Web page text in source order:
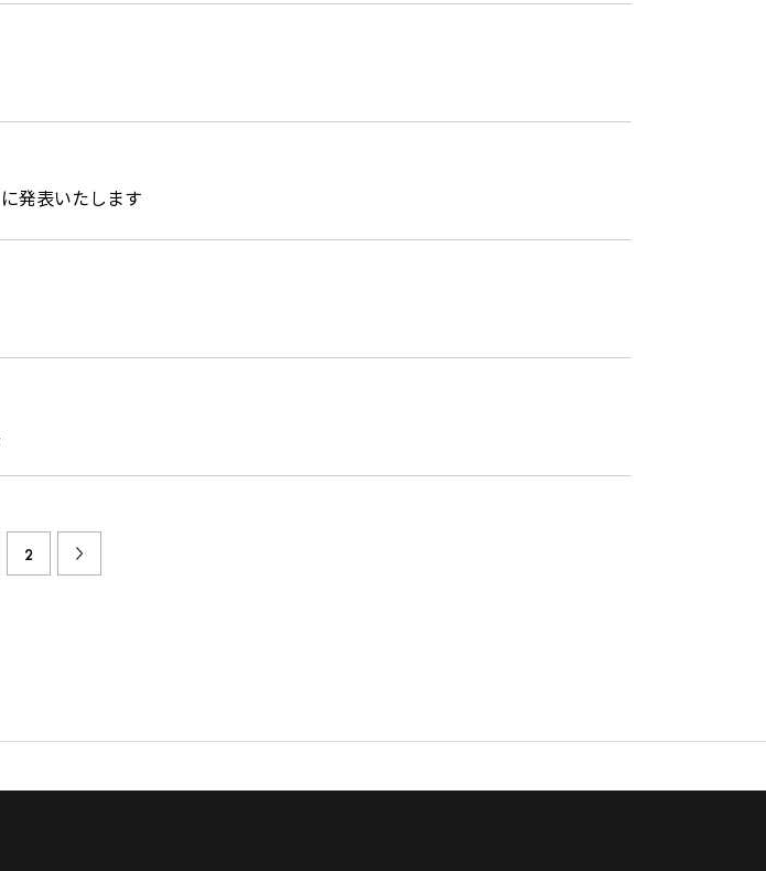
発表いたします
2